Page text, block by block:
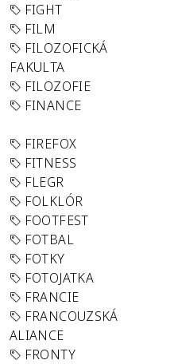
FIGHT
FILM
FILOZOFICKÁ
FAKULTA
FILOZOFIE
FINANCE
FIREFOX
FITNESS
FLEGR
FOLKLÓR
FOOTFEST
FOTBAL
FOTKY
FOTOJATKA
FRANCIE
FRANCOUZSKÁ
ALIANCE
FRONTY